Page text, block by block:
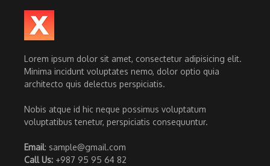
Lorem ipsum dolor sit amet, consectetur adipisicing elit.
Minima incidunt voluptates nemo, dolor optio quia
architecto quis delectus perspiciatis.
Nobis atque id hic neque possimus voluptatum
voluptatibus tenetur, perspiciatis consequuntur.
Email: sample@gmail.com
Call Us: +987 95 95 64 82